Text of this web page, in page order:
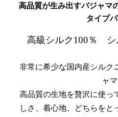
高品質が生み出すパジャマ
タイプ
高級シルク100％ シ
非常に希少な国内産シルク
ャマ
高品質の生地を贅沢に使っ
しさ、着心地、どちらをと